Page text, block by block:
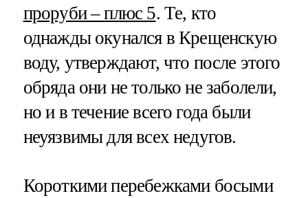
проруби – плюс 5. Те, кто
однажды окунался в Крещенскую
воду, утверждают, что после этого
обряда они не только не заболели,
но и в течение всего года были
неуязвимы для всех недугов.
Короткими перебежками босыми